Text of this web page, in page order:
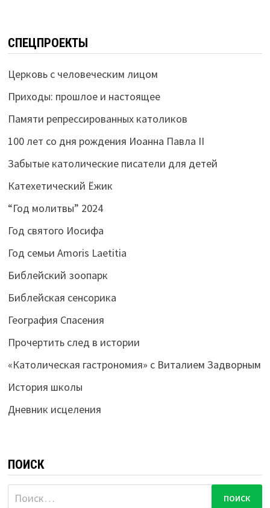
СПЕЦПРОЕКТЫ
Церковь с человеческим лицом
Приходы: прошлое и настоящее
Памяти репрессированных католиков
100 лет со дня рождения Иоанна Павла II
Забытые католические писатели для детей
Катехетический Ёжик
“Год молитвы” 2024
Год святого Иосифа
Год семьи Amoris Laetitia
Библейский зоопарк
Библейская сенсорика
География Спасения
Прочертить след в истории
«Католическая гастрономия» с Виталием Задворным
История школы
Дневник исцеления
ПОИСК
Найти: